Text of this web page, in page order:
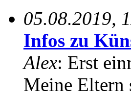
05.08.2019,
Infos zu
Alex: Erst
Meine Eltern